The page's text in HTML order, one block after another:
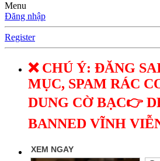
Menu
Đăng nhập
Register
❌ CHÚ Ý: ĐĂNG
MỤC, SPAM RÁC
DUNG CỜ BẠC👉
BANNED VĨNH